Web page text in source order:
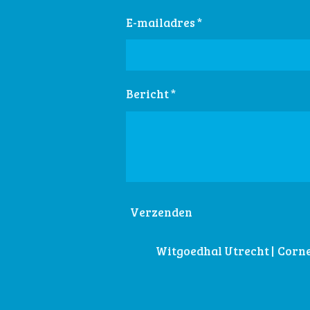
E-mailadres *
Bericht *
Verzenden
Witgoedhal Utrecht |